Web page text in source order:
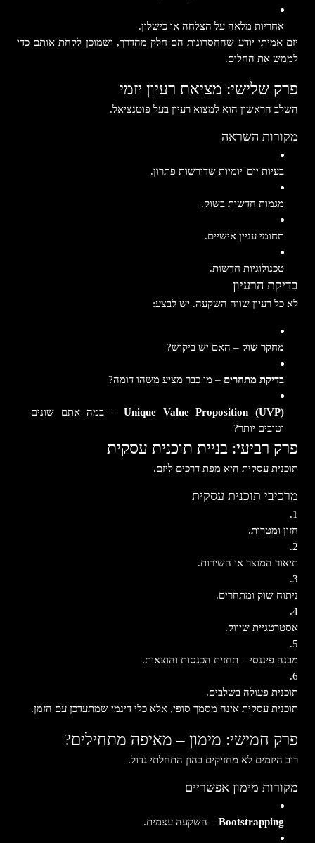
אחריות מלאה על הצלחה או כישלון.
יזם אמיתי יודע שהחסרונות הם חלק מהדרך, ושמוכן לקחת אותם כדי
לממש את החלום.
פרק שלישי: מציאת רעיון יזמי
השלב הראשון הוא למצוא רעיון בעל פוטנציאל.
מקורות השראה
בעיות יום־יומיות שדורשות פתרון.
מגמות חדשות בשוק.
תחומי עניין אישיים.
טכנולוגיות חדשות.
בדיקת הרעיון
לא כל רעיון שווה השקעה. יש לבצע:
מחקר שוק– האם יש ביקוש?
בדיקת מתחרים – מי כבר מציע משהו דומה?
Unique Value Proposition (UVP) – במה אתם שונים
וטובים יותר?
פרק רביעי: בניית תוכנית עסקית
תוכנית עסקית היא מפת דרכים ליזם.
מרכיבי תוכנית עסקית
חזון ומטרות.
תיאור המוצר או השירות.
ניתוח שוק ומתחרים.
אסטרטגיית שיווק.
מבנה פיננסי – תחזית הכנסות והוצאות.
תוכנית פעולה בשלבים.
תוכנית עסקית אינה מסמך סופי, אלא כלי דינמי שמתעדכן עם הזמן.
פרק חמישי: מימון – מאיפה מתחילים?
רוב היזמים לא מחזיקים בהון התחלתי גדול.
מקורות מימון אפשריים
Bootstrapping– השקעה עצמית.